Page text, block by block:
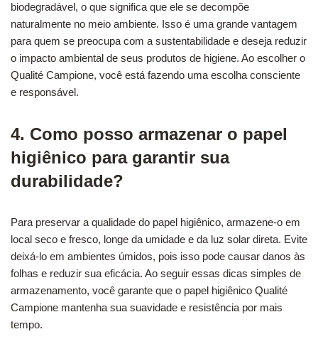
biodegradável, o que significa que ele se decompõe
naturalmente no meio ambiente. Isso é uma grande vantagem
para quem se preocupa com a sustentabilidade e deseja reduzir
o impacto ambiental de seus produtos de higiene. Ao escolher o
Qualité Campione, você está fazendo uma escolha consciente
e responsável.
4. Como posso armazenar o papel
higiênico para garantir sua
durabilidade?
Para preservar a qualidade do papel higiênico, armazene-o em
local seco e fresco, longe da umidade e da luz solar direta. Evite
deixá-lo em ambientes úmidos, pois isso pode causar danos às
folhas e reduzir sua eficácia. Ao seguir essas dicas simples de
armazenamento, você garante que o papel higiênico Qualité
Campione mantenha sua suavidade e resistência por mais
tempo.